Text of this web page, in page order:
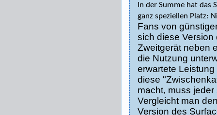
In der Summe hat das
ganz speziellen Platz:
Fans von
sich diese
Zweitgerät neben
die Nutzung
erwartete
diese
macht, muss
Vergleicht man
Version des